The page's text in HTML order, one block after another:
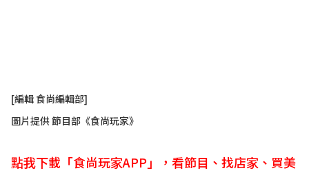
[編輯 食尚編輯部]
圖片提供 節目部《食尚玩家》
點我下載「食尚玩家APP」，看節目、找店家、買美